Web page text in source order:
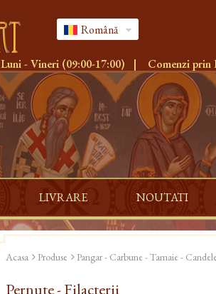
Română
Luni - Vineri (09:00-17:00) | Comenzi prin
LIVRARE NOUTATI
Acasa Produse Pangar - Carbune - Tamaie -
Pernute - Filacterii